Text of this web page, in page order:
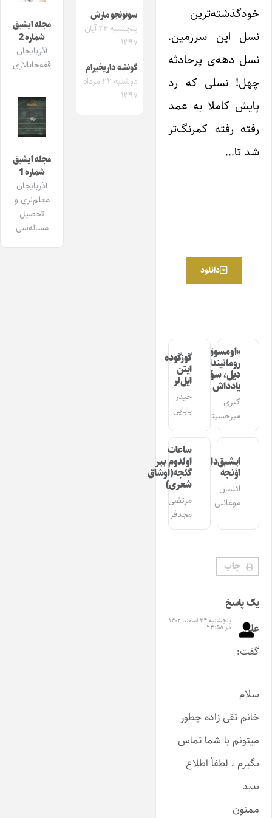
خودگذشته‌ترین
نسل این سرزمین.
نسل دهه‌ی پرحادثه
چهل! نسلی که رد
پایش کاملا به عمد
رفته رفته کمرنگ‌تر
شد تا…
دانلود
«اومسوق»
رومانیندا
دیل، سؤز،
یادداش
کبری
میرحسینی
گوزگوده
ایتن
ایل‌لر
حیدر
بابایی
ایشیق‌دان
اؤنجه
ائلمان
موغانلی
ساعات
اولدوم بیر
گئجه(اوشاق
شعری)
مرتضی
مجدفر
چاپ
یک پاسخ
علی
گفت:
پنجشنبه ۲۴ اسفند ۱۴۰۲
در ۲۳:۵۸
سلام
خانم تقی زاده چطور
میتونم با شما تماس
بگیرم ، لطفاً اطلاع
بدید
ممنون
سونونجو مارش
پنجشنبه ۲۴ آبان
۱۳۹۷
گونشه داریخیرام
دوشنبه ۲۲ مرداد
۱۳۹۷
مجله ایشیق
شماره 2
آذربایجان
قفه‌خانالاری
مجله ایشیق
شماره 1
آذربایجان
معلم‌لری و
تحصیل
مساله‌سی